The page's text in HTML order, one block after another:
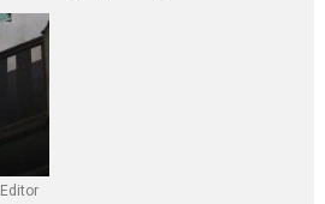
Editor